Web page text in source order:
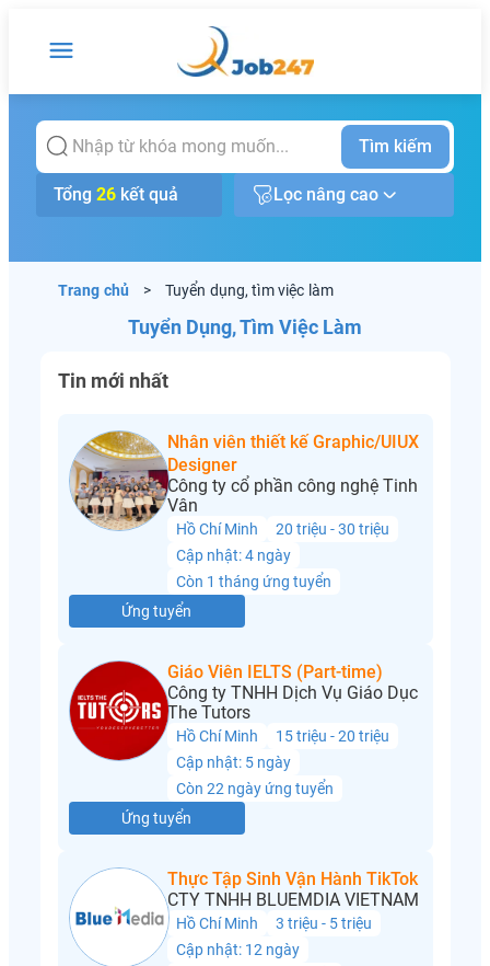
Tìm kiếm
Tổng 26 kết quả Lọc nâng cao
Trang chủ > Tuyển dụng, tìm việc làm
Tuyển Dụng, Tìm Việc Làm
Tin mới nhất
Nhân viên thiết kế Graphic/UIUX
Designer
Công ty cổ phần công nghệ Tinh
Vân
Hồ Chí Minh
20 triệu - 30 triệu
Cập nhật: 4 ngày
Còn 1 tháng ứng tuyển
Ứng tuyển
Giáo Viên IELTS (Part-time)
Công ty TNHH Dịch Vụ Giáo Dục
The Tutors
Hồ Chí Minh
15 triệu - 20 triệu
Cập nhật: 5 ngày
Còn 22 ngày ứng tuyển
Ứng tuyển
Thực Tập Sinh Vận Hành TikTok
CTY TNHH BLUEMDIA VIETNAM
Hồ Chí Minh
3 triệu - 5 triệu
Cập nhật: 12 ngày